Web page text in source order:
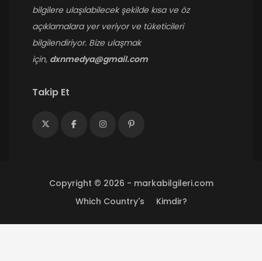
bilgilere ulaşılabilecek şekilde kısa ve öz
açıklamalara yer veriyor ve tüketicileri
bilgilendiriyor. Bize ulaşmak
için, dxnmedya@gmail.com
Takip Et
Copyright © 2026 - markabilgileri.com
Which Country's
Kimdir?